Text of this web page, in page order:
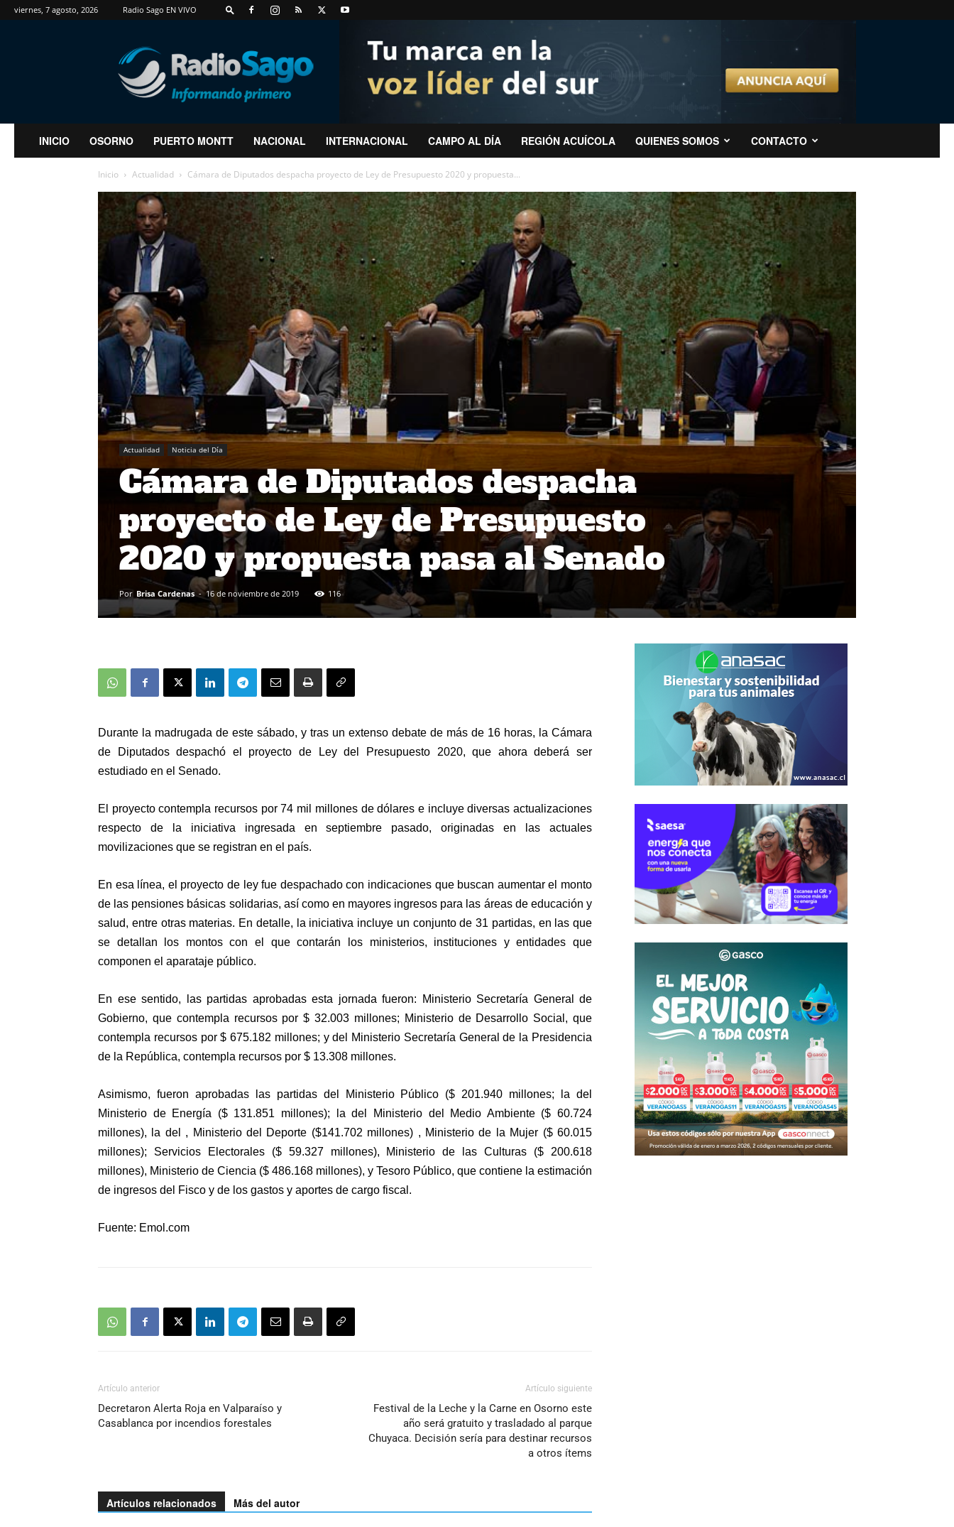
viernes, 7 agosto, 2026 Radio Sago EN VIVO
RadioSago
INICIO OSORNO PUERTO MONTT NACIONAL INTERNACIONAL CAMPO AL DÍA REGIÓN ACUÍCOLA QUIENES SOMOS CONTACTO
Inicio Actualidad Cámara de Diputados despacha proyecto de Ley de Presupuesto 2020 y propuesta...
Actualidad Noticia del Día
Cámara de Diputados despacha
proyecto de Ley de Presupuesto
2020 y propuesta pasa al Senado
Por Brisa Cardenas - 16 de noviembre de 2019 116
Durante la madrugada de este sábado, y tras un extenso debate de más de 16 horas, la Cámara
de Diputados despachó el proyecto de Ley del Presupuesto 2020, que ahora deberá ser
estudiado en el Senado.
El proyecto contempla recursos por 74 mil millones de dólares e incluye diversas actualizaciones
respecto de la iniciativa ingresada en septiembre pasado, originadas en las actuales
movilizaciones que se registran en el país.
En esa línea, el proyecto de ley fue despachado con indicaciones que buscan aumentar el monto
de las pensiones básicas solidarias, así como en mayores ingresos para las áreas de educación y
salud, entre otras materias. En detalle, la iniciativa incluye un conjunto de 31 partidas, en las que
se detallan los montos con el que contarán los ministerios, instituciones y entidades que
componen el aparataje público.
En ese sentido, las partidas aprobadas esta jornada fueron: Ministerio Secretaría General de
Gobierno, que contempla recursos por $ 32.003 millones; Ministerio de Desarrollo Social, que
contempla recursos por $ 675.182 millones; y del Ministerio Secretaría General de la Presidencia
de la República, contempla recursos por $ 13.308 millones.
Asimismo, fueron aprobadas las partidas del Ministerio Público ($ 201.940 millones; la del
Ministerio de Energía ($ 131.851 millones); la del Ministerio del Medio Ambiente ($ 60.724
millones), la del , Ministerio del Deporte ($141.702 millones) , Ministerio de la Mujer ($ 60.015
millones); Servicios Electorales ($ 59.327 millones), Ministerio de las Culturas ($ 200.618
millones), Ministerio de Ciencia ($ 486.168 millones), y Tesoro Público, que contiene la estimación
de ingresos del Fisco y de los gastos y aportes de cargo fiscal.
Fuente: Emol.com
Artículo anterior
Decretaron Alerta Roja en Valparaíso y
Casablanca por incendios forestales
Artículo siguiente
Festival de la Leche y la Carne en Osorno este
año será gratuito y trasladado al parque
Chuyaca. Decisión sería para destinar recursos
a otros ítems
Artículos relacionados Más del autor